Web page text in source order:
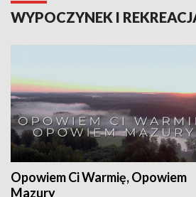
WYPOCZYNEK I
Opowiem Ci Warmię, Opowiem
Mazury